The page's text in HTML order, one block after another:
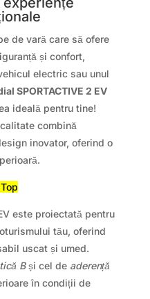
de vară care să ofere
și confort,
electric sau unul
SPORTACTIVE 2 EV
ideală pentru tine!
combină
inovator, oferind o
este proiectată pentru
tău, oferind
uscat și umed.
Bși cel de aderență
în condiții de